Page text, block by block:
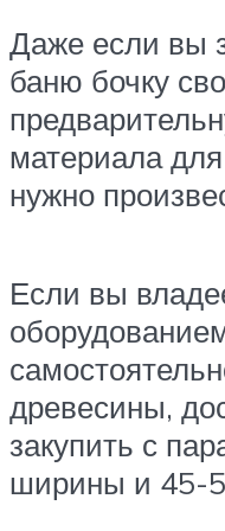
Даже если вы
баню бочку
материала
нужно
Если вы
древесины,
закупить с
ширины и 45-